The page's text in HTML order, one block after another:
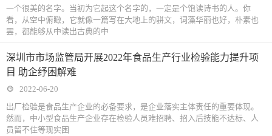
一个很美的名字。当初为它起这个名字的，一定是个饱读诗书的人。你
看，从空中俯瞰，它就像一篇写在大地上的骈文，词藻华丽也好，朴素也
罢，都能够从中读出古典的中
深圳市市场监管局开展2022年食品生产行业检验能力提升项
目 助企纾困解难
2022-06-20
出厂检验是食品生产企业的必备要求，是企业落实主体责任的重要体现。
然而，中小型食品生产企业存在检验人员难招聘、招入后技能不达标、人
员留不住等现实困